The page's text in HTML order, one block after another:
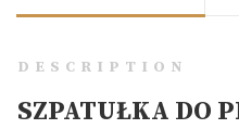
DESCRIPTION
SZPATUŁKA DO